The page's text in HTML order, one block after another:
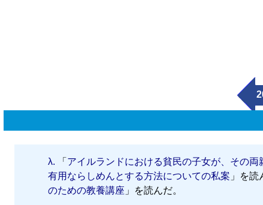
λ. 「 アイルランドにおける貧民の子女が、その
有用ならしめんとする方法についての私案 」を読
のための教養講座 」を読んだ。